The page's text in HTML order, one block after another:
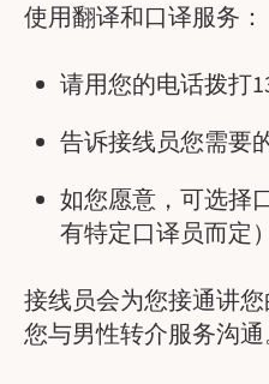
使用翻译和口译服务：
请用您的电话拨打
告诉接线员您需要
如您愿意，可选择
有特定口译员而定
接线员会为您接通讲
您与男性转介服务沟通